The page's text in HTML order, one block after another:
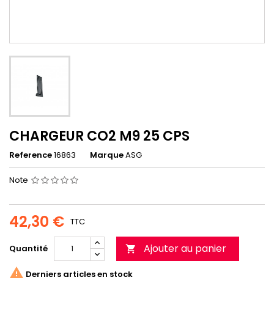
CHARGEUR CO2 M9 25 CPS
Reference16863 MarqueASG
Note
42,30 € TTC
Quantité  Ajouter au panier
 Derniers articles en stock